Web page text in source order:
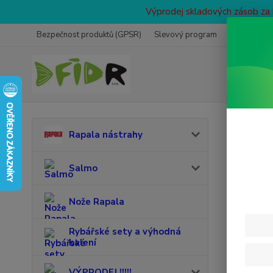
Výprodej skladových zásob
Bezpečnost produktů (GPSR) Slevový program
Rapala nástrahy
Salmo
Nože Rapala
Rybářské sety a výhodná
balení